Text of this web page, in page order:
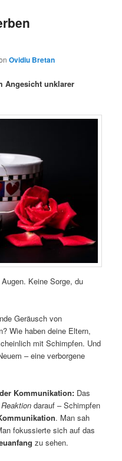
Ovidiu Bretan
Angesicht unklarer
Keine Sorge, du
Geräusch von
Wie haben deine Eltern,
mit Schimpfen. Und
– eine verborgene
Kommunikation: Das
Reaktion darauf – Schimpfen
. Man sah
fokussierte sich auf das
zu sehen.